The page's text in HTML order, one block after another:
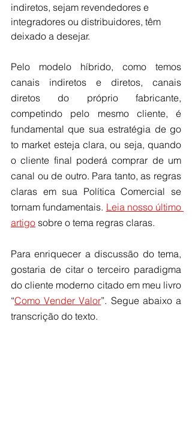
indiretos, sejam revendedores e
integradores ou distribuidores, têm
deixado a desejar.
Pelo modelo híbrido, como temos
canais indiretos e diretos, canais
diretos do próprio fabricante,
competindo pelo mesmo cliente, é
fundamental que sua estratégia de go
to market esteja clara, ou seja, quando
o cliente final poderá comprar de um
canal ou de outro. Para tanto, as regras
claras em sua Política Comercial se
tornam fundamentais. Leia nosso último
artigo sobre o tema regras claras.
Para enriquecer a discussão do tema,
gostaria de citar o terceiro paradigma
do cliente moderno citado em meu livro
“Como Vender Valor”. Segue abaixo a
transcrição do texto.